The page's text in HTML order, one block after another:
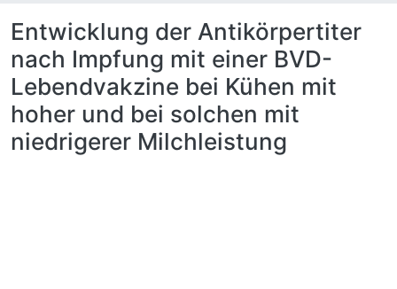
Entwicklung der Antikörpertiter
nach Impfung mit einer BVD-
Lebendvakzine bei Kühen mit
hoher und bei solchen mit
niedrigerer Milchleistung